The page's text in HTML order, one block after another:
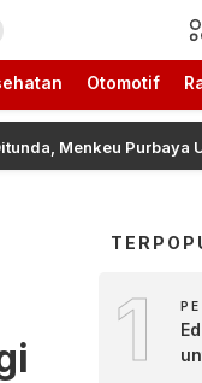
Otomotif
Purbaya Ungkap
1